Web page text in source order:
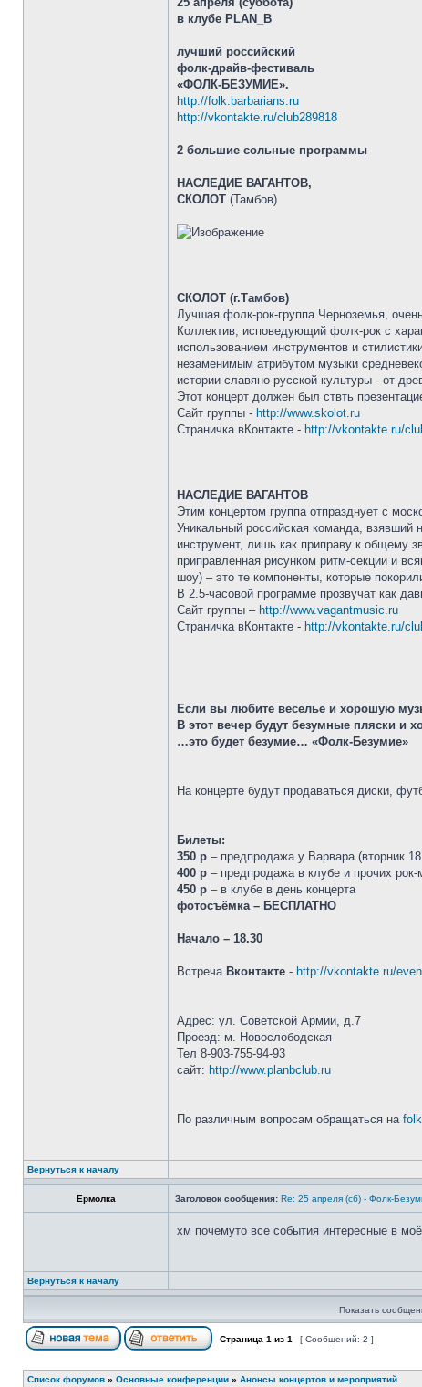
в клубе PLAN_B
лучший российский
фолк-драйв-фестиваль
«ФОЛК-БЕЗУМИЕ».
http://folk.barbarians.ru
http://vkontakte.ru/club289818
2 большие сольные программы
НАСЛЕДИЕ ВАГАНТОВ,
СКОЛОТ (Тамбов)
СКОЛОТ (г.Тамбов)
Лучшая фолк-рок-группа Черноземья,
Коллектив, исповедующий фолк-рок с
использованием инструментов и
незаменимым атрибутом музыки
истории славяно-русской культуры - от
Этот концерт должен был ствть
Сайт группы - http://www.skolot.ru
Страничка вКонтакте - http://vkontakte.ru/
НАСЛЕДИЕ ВАГАНТОВ
Этим концертом группа отпразднует с
Уникальный российская команда, взявший
инструмент, лишь как приправу к общему
приправленная рисунком ритм-секции и
шоу) – это те компоненты, которые
В 2.5-часовой программе прозвучат как
Сайт группы – http://www.vagantmusic.ru
Страничка вКонтакте - http://vkontakte.ru/
Если вы любите веселье и хорошую
В этот вечер будут безумные пляски и
…это будет безумие… «Фолк-Безумие»
На концерте будут продаваться диски,
Билеты:
350 р – предпродажа у Варвара (вторник
400 р – предпродажа в клубе и прочих рок-
450 р – в клубе в день концерта
фотосъёмка – БЕСПЛАТНО
Начало – 18.30
ВстречаВконтакте - http://vkontakte.ru/
Адрес: ул. Советской Армии, д.7
Проезд: м. Новослободская
Тел 8-903-755-94-93
сайт: http://www.planbclub.ru
По различным вопросам обращаться на
Вернуться к началу
Ермолка Заголовок сообщения: Re: 25 апреля (сб) - Фолк-
хм почемуто все события интересные в
Вернуться к началу
Показать
Страница 1 из 1 [ Сообщений: 2 ]
Список форумов » Основные конференции » Анонсы концертов и мероприятий